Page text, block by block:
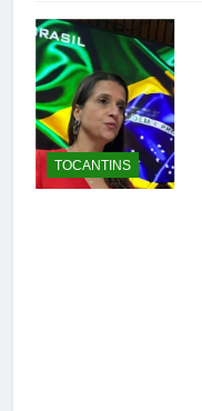
TOCANTINS